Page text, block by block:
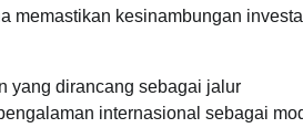
memastikan kesinambungan
yang dirancang sebagai jalur
internasional sebagai